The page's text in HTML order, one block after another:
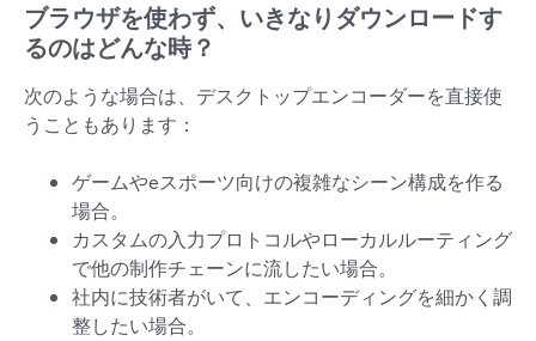
ブラウザを使わず、いきなりダウンロードす
るのはどんな時？
次のような場合は、デスクトップエンコーダーを直接使
うこともあります：
ゲームやeスポーツ向けの複雑なシーン構成を作る
場合。
カスタムの入力プロトコルやローカルルーティング
で他の制作チェーンに流したい場合。
社内に技術者がいて、エンコーディングを細かく調
整したい場合。